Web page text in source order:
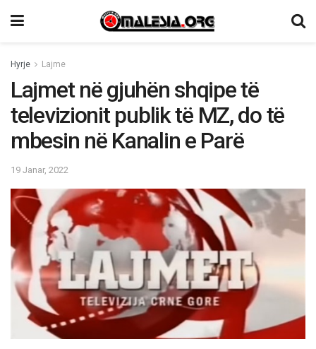
Hyrje Lajme
Lajmet në gjuhën shqipe të
televizionit publik të MZ, do të
mbesin në Kanalin e Parë
19 Janar, 2022